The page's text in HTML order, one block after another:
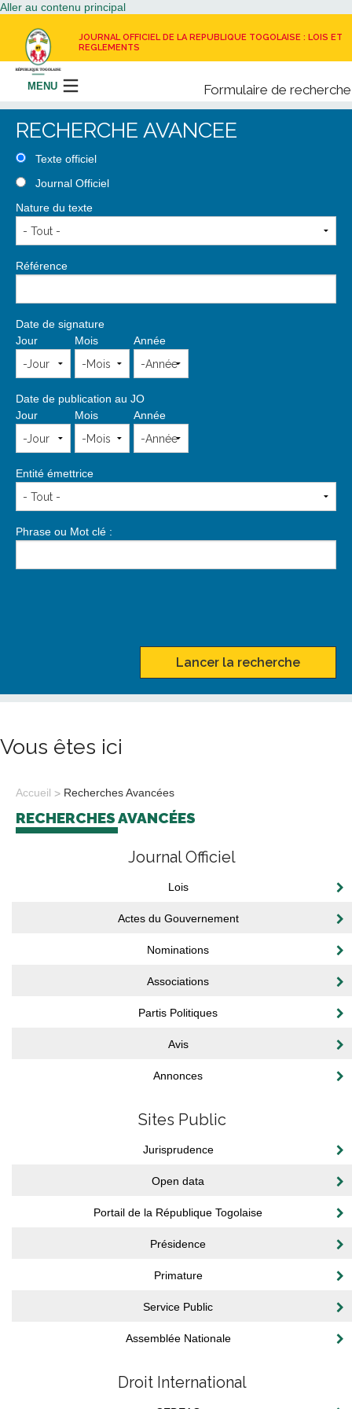
Aller au contenu principal
JOURNAL OFFICIEL DE LA REPUBLIQUE TOGOLAISE : LOIS ET
REGLEMENTS
Formulaire de recherche
Rechercher
MENU
LE JOURNAL OFFICIEL
RECEVOIR LE JOURNAL OFFICIEL
NOUS CONTACTER
RECHERCHE AVANCEE
Texte officiel
Journal Officiel
Nature du texte
Référence
Date de signature
Jour
Mois Année
Date de publication au JO
Jour
Mois Année
Entité émettrice
Phrase ou Mot clé :
Lancer la recherche
Vous êtes ici
Accueil Recherches Avancées
RECHERCHES AVANCÉES
Journal Officiel
Lois
Actes du Gouvernement
Nominations
Associations
Partis Politiques
Avis
Annonces
Sites Public
Jurisprudence
Open data
Portail de la République Togolaise
Présidence
Primature
Service Public
Assemblée Nationale
Droit International